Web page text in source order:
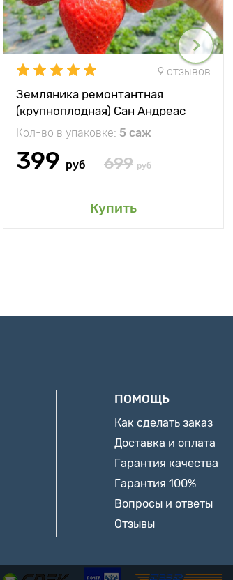
9 отзывов
Земляника ремонтантная
(крупноплодная) Сан Андреас
Кол-во в упаковке: 5 саж
399 руб 699 руб
Купить
ПОМОЩЬ
Как сделать заказ
Доставка и оплата
Гарантия качества
Гарантия 100%
Вопросы и ответы
Отзывы